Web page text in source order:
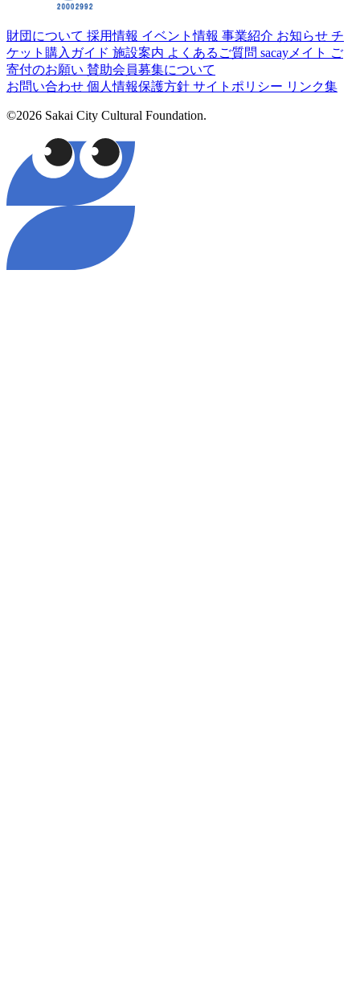
財団について 採用情報 イベント情報 事業紹介 お知らせ チ
ケット購入ガイド 施設案内 よくあるご質問 sacayメイト ご
寄付のお願い 賛助会員募集について
お問い合わせ 個人情報保護方針 サイトポリシー リンク集
©2026 Sakai City Cultural Foundation.